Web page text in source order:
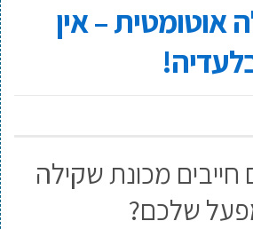
אוטומטית – אין
מכונת שקילה
שלכם?